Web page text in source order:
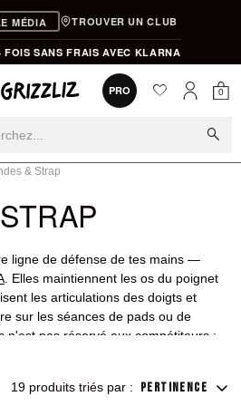
MÉDIA TROUVER UN CLUB
FOIS SANS FRAIS AVEC KLARNA
PRO favorite0
0
search
& Strap
ligne de défense de tes mains —
. Elles maintiennent les os du poignet
les articulations des doigts et
sur les séances de pads ou de
n'est pas réservé aux compétiteurs :
tes poignets en ont besoin.
choix de la sélection — des bandes
19 produits triés par : PERTINENCE